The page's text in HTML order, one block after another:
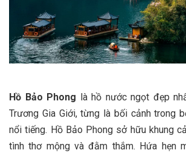
Hồ Bảo Phong
là hồ nước ngọt đẹp
Trương Gia Giới, từng là bối cảnh trong
nổi tiếng. Hồ Bảo Phong sở hữu khung
tình thơ mộng và đằm thắm. Hứa hẹn